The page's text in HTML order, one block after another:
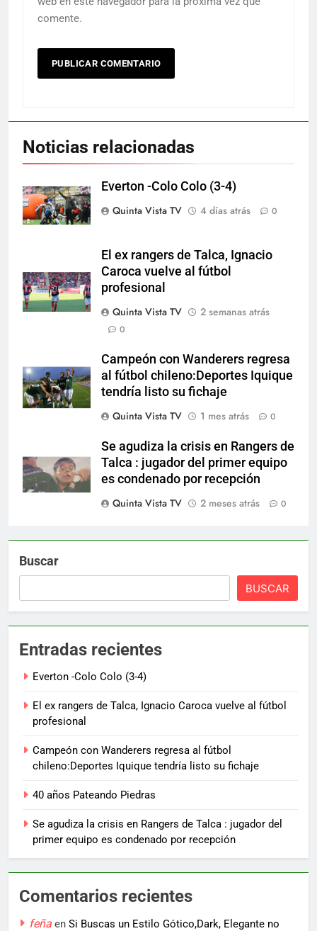
comente.
Noticias relacionadas
Everton -Colo Colo (3-4)
Quinta Vista TV
4 días atrás 0
El ex rangers de Talca, Ignacio
Caroca vuelve al fútbol
profesional
Quinta Vista TV
2 semanas atrás
0
Campeón con Wanderers regresa
al fútbol chileno:Deportes Iquique
tendría listo su fichaje
Quinta Vista TV
1 mes atrás 0
Se agudiza la crisis en Rangers de
Talca : jugador del primer equipo
es condenado por recepción
Quinta Vista TV
2 meses atrás 0
Buscar
BUSCAR
Entradas recientes
Everton -Colo Colo (3-4)
El ex rangers de Talca, Ignacio Caroca vuelve al fútbol
profesional
Campeón con Wanderers regresa al fútbol
chileno:Deportes Iquique tendría listo su fichaje
40 años Pateando Piedras
Se agudiza la crisis en Rangers de Talca : jugador del
primer equipo es condenado por recepción
Comentarios recientes
feña en Si Buscas un Estilo Gótico,Dark, Elegante no